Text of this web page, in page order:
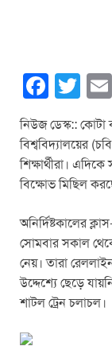
F
a
c
e
b
o
o
k
T
wi
tt
er
নিউজ ডেস্ক:: কোটা
বিশ্ববিদ্যালয়ের
শিক্ষার্থীরা।
বিক্ষোভ মিছিল করছে
অনির্দিষ্টকালের
সোমবার সকাল
নেয়। তারা
উদ্দেশ্যে ছেড়ে
শাটল ট্রেন চলাচল।